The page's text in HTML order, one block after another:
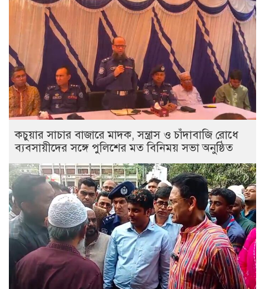
কচুয়ার সাচার বাজারে মাদক, সন্ত্রাস ও চাঁদাবাজি রোধে
ব্যবসায়ীদের সঙ্গে পুলিশের মত বিনিময় সভা অনুষ্ঠিত